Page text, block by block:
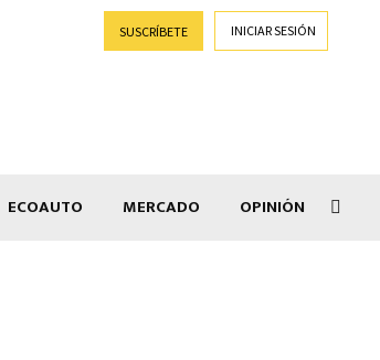
SUSCRÍBETE INICIAR SESIÓN
ECOAUTO MERCADO OPINIÓN